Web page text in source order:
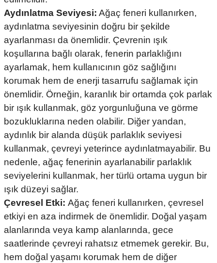
Aydınlatma Seviyesi: Ağaç feneri kullanırken,
aydınlatma seviyesinin doğru bir şekilde
ayarlanması da önemlidir. Çevrenin ışık
koşullarına bağlı olarak, fenerin parlaklığını
ayarlamak, hem kullanıcının göz sağlığını
korumak hem de enerji tasarrufu sağlamak için
önemlidir. Örneğin, karanlık bir ortamda çok parlak
bir ışık kullanmak, göz yorgunluğuna ve görme
bozukluklarına neden olabilir. Diğer yandan,
aydınlık bir alanda düşük parlaklık seviyesi
kullanmak, çevreyi yeterince aydınlatmayabilir. Bu
nedenle, ağaç fenerinin ayarlanabilir parlaklık
seviyelerini kullanmak, her türlü ortama uygun bir
ışık düzeyi sağlar.
Çevresel Etki: Ağaç feneri kullanırken, çevresel
etkiyi en aza indirmek de önemlidir. Doğal yaşam
alanlarında veya kamp alanlarında, gece
saatlerinde çevreyi rahatsız etmemek gerekir. Bu,
hem doğal yaşamı korumak hem de diğer